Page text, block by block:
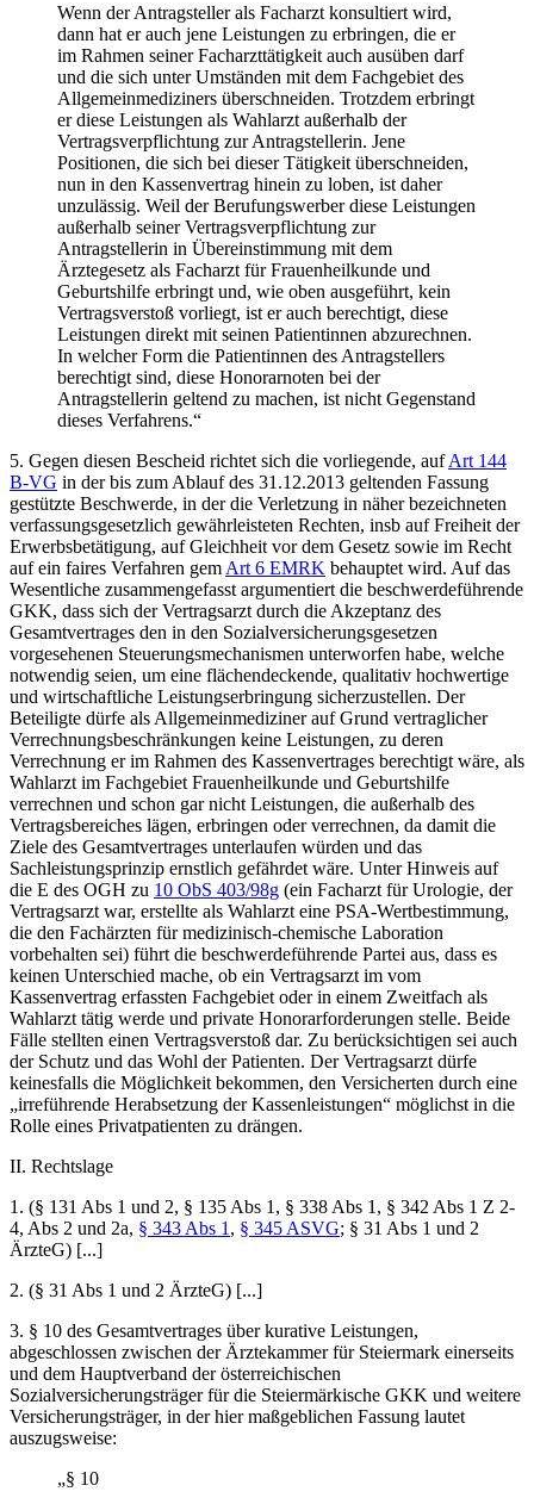
Wenn der Antragsteller als Facharzt konsultiert wird,
dann hat er auch jene Leistungen zu erbringen, die er
im Rahmen seiner Facharzttätigkeit auch ausüben darf
und die sich unter Umständen mit dem Fachgebiet des
Allgemeinmediziners überschneiden. Trotzdem erbringt
er diese Leistungen als Wahlarzt außerhalb der
Vertragsverpflichtung zur Antragstellerin. Jene
Positionen, die sich bei dieser Tätigkeit überschneiden,
nun in den Kassenvertrag hinein zu loben, ist daher
unzulässig. Weil der Berufungswerber diese Leistungen
außerhalb seiner Vertragsverpflichtung zur
Antragstellerin in Übereinstimmung mit dem
Ärztegesetz als Facharzt für Frauenheilkunde und
Geburtshilfe erbringt und, wie oben ausgeführt, kein
Vertragsverstoß vorliegt, ist er auch berechtigt, diese
Leistungen direkt mit seinen Patientinnen abzurechnen.
In welcher Form die Patientinnen des Antragstellers
berechtigt sind, diese Honorarnoten bei der
Antragstellerin geltend zu machen, ist nicht Gegenstand
dieses Verfahrens.“
5. Gegen diesen Bescheid richtet sich die vorliegende, aufArt 144
B-VG in der bis zum Ablauf des 31.12.2013 geltenden Fassung
gestützte Beschwerde, in der die Verletzung in näher bezeichneten
verfassungsgesetzlich gewährleisteten Rechten, insb auf Freiheit der
Erwerbsbetätigung, auf Gleichheit vor dem Gesetz sowie im Recht
auf ein faires Verfahren gem Art 6 EMRK behauptet wird. Auf das
Wesentliche zusammengefasst argumentiert die beschwerdeführende
GKK, dass sich der Vertragsarzt durch die Akzeptanz des
Gesamtvertrages den in den Sozialversicherungsgesetzen
vorgesehenen Steuerungsmechanismen unterworfen habe, welche
notwendig seien, um eine flächendeckende, qualitativ hochwertige
und wirtschaftliche Leistungserbringung sicherzustellen. Der
Beteiligte dürfe als Allgemeinmediziner auf Grund vertraglicher
Verrechnungsbeschränkungen keine Leistungen, zu deren
Verrechnung er im Rahmen des Kassenvertrages berechtigt wäre, als
Wahlarzt im Fachgebiet Frauenheilkunde und Geburtshilfe
verrechnen und schon gar nicht Leistungen, die außerhalb des
Vertragsbereiches lägen, erbringen oder verrechnen, da damit die
Ziele des Gesamtvertrages unterlaufen würden und das
Sachleistungsprinzip ernstlich gefährdet wäre. Unter Hinweis auf
die E des OGH zu 10 ObS 403/98g (ein Facharzt für Urologie, der
Vertragsarzt war, erstellte als Wahlarzt eine PSA-Wertbestimmung,
die den Fachärzten für medizinisch-chemische Laboration
vorbehalten sei) führt die beschwerdeführende Partei aus, dass es
keinen Unterschied mache, ob ein Vertragsarzt im vom
Kassenvertrag erfassten Fachgebiet oder in einem Zweitfach als
Wahlarzt tätig werde und private Honorarforderungen stelle. Beide
Fälle stellten einen Vertragsverstoß dar. Zu berücksichtigen sei auch
der Schutz und das Wohl der Patienten. Der Vertragsarzt dürfe
keinesfalls die Möglichkeit bekommen, den Versicherten durch eine
„irreführende Herabsetzung der Kassenleistungen“ möglichst in die
Rolle eines Privatpatienten zu drängen.
II. Rechtslage
1. (§ 131 Abs 1 und 2, § 135 Abs 1, § 338 Abs 1, § 342 Abs 1 Z 2-
4, Abs 2 und 2a, § 343 Abs 1 , § 345 ASVG; § 31 Abs 1 und 2
ÄrzteG) [...]
2. (§ 31 Abs 1 und 2 ÄrzteG) [...]
3. § 10 des Gesamtvertrages über kurative Leistungen,
abgeschlossen zwischen der Ärztekammer für Steiermark einerseits
und dem Hauptverband der österreichischen
Sozialversicherungsträger für die Steiermärkische GKK und weitere
Versicherungsträger, in der hier maßgeblichen Fassung lautet
auszugsweise:
„§ 10